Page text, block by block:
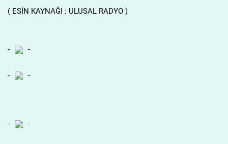
( ESİN KAYNAĞI : ULUSAL RADYO )
- -
- -
- -